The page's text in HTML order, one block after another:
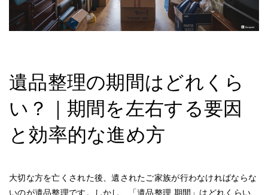
遺品整理の期間はどれくら
い？｜期間を左右する要因
と効率的な進め方
大切な方を亡くされた後、遺されたご家族が行わなければならな
いのが遺品整理です。しかし、「遺品整理 期間」はどれくらい